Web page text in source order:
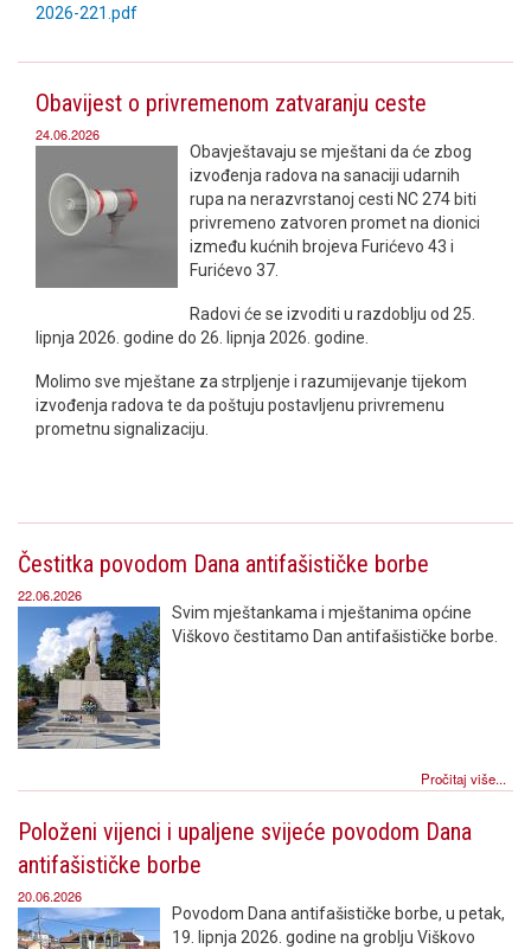
2026-221.pdf
Obavijest o privremenom zatvaranju ceste
24.06.2026
Obavještavaju se mještani da će zbog
izvođenja radova na sanaciji udarnih
rupa na nerazvrstanoj cesti NC 274 biti
privremeno zatvoren promet na dionici
između kućnih brojeva Furićevo 43 i
Furićevo 37.
Radovi će se izvoditi u razdoblju od 25.
lipnja 2026. godine do 26. lipnja 2026. godine.
Molimo sve mještane za strpljenje i razumijevanje tijekom
izvođenja radova te da poštuju postavljenu privremenu
prometnu signalizaciju.
Čestitka povodom Dana antifašističke borbe
22.06.2026
Svim mještankama i mještanima općine
Viškovo čestitamo Dan antifašističke borbe.
Pročitaj više...
Položeni vijenci i upaljene svijeće povodom Dana
antifašističke borbe
20.06.2026
Povodom Dana antifašističke borbe, u petak,
19. lipnja 2026. godine na groblju Viškovo